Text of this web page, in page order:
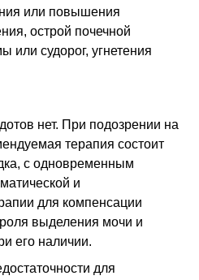
или повышения
острой почечной
или судорог, угнетения
нет. При подозрении на
терапия состоит
с одновременным
и
для компенсации
выделения мочи и
его наличии.
для